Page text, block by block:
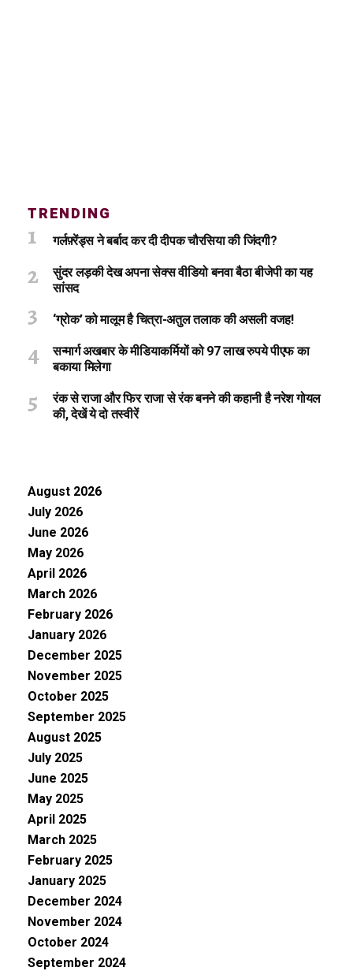
TRENDING
गर्लफ़्रेंड्स ने बर्बाद कर दी दीपक चौरसिया की जिंदगी?
सुंदर लड़की देख अपना सेक्स वीडियो बनवा बैठा बीजेपी का यह
सांसद
‘ग्रोक’ को मालूम है चित्रा-अतुल तलाक की असली वजह!
सन्मार्ग अखबार के मीडियाकर्मियों को 97 लाख रुपये पीएफ का
बकाया मिलेगा
रंक से राजा और फिर राजा से रंक बनने की कहानी है नरेश गोयल
की, देखें ये दो तस्वीरें
August 2026
July 2026
June 2026
May 2026
April 2026
March 2026
February 2026
January 2026
December 2025
November 2025
October 2025
September 2025
August 2025
July 2025
June 2025
May 2025
April 2025
March 2025
February 2025
January 2025
December 2024
November 2024
October 2024
September 2024